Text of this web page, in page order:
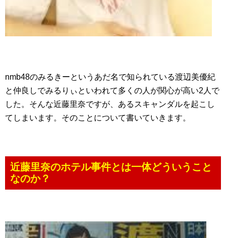
nmb48のみるきーというあだ名で知られている渡辺美優紀
と仲良しでみるりぃといわれて多くの人が関心が高い2人で
した。そんな近藤里奈ですが、あるスキャンダルを起こし
てしまいます。そのことについて書いていきます。
近藤里奈のホテル事件とは一体どういうこと
なのか？